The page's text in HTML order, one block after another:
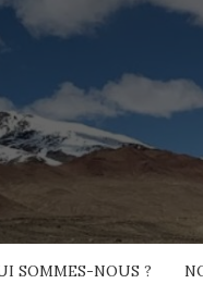
SOMMES-NOUS ?